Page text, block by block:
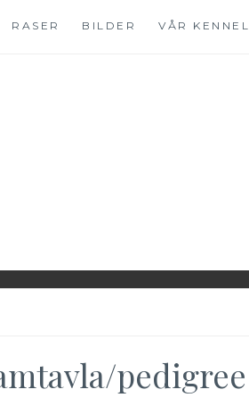
RASER BILDER VÅR KENNEL
pedigree